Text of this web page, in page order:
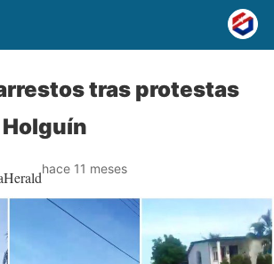
tras protestas
Holguín
hace 11 meses